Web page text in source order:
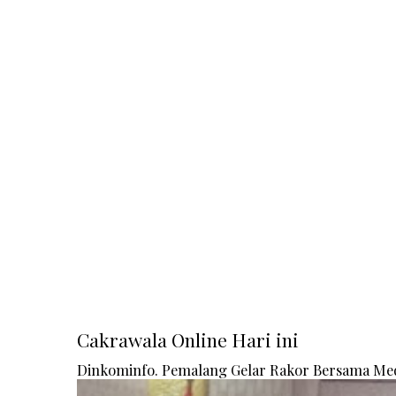
Cakrawala Online Hari ini
Dinkominfo. Pemalang Gelar Rakor Bersama